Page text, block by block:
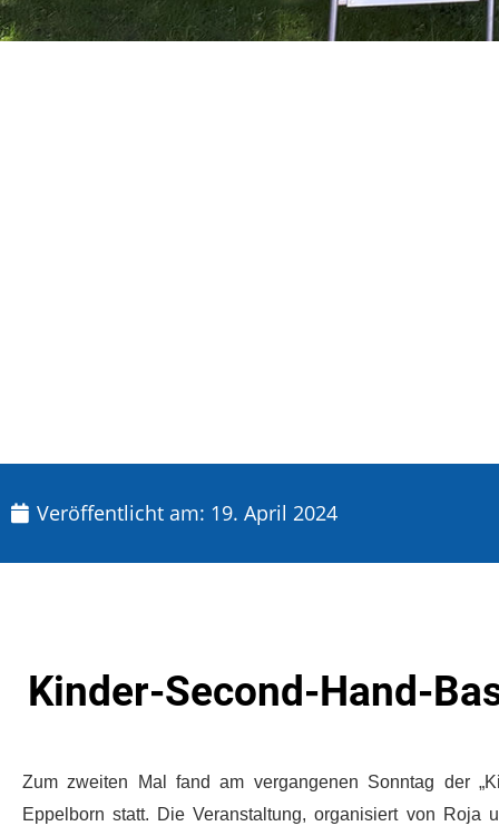
Veröffentlicht am: 19. April 2024
Kinder-Second-Hand-
Zum zweiten Mal fand am vergangenen Sonntag der
Eppelborn statt. Die Veranstaltung, organisiert von